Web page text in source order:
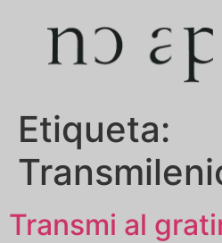
Etiqueta:
Transmi al